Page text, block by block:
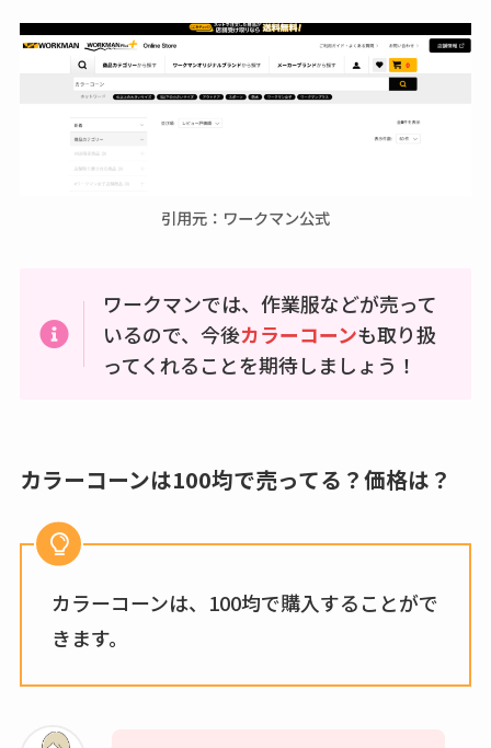
引用元：ワークマン公式
ワークマンでは、作業服などが売って
いるので、今後カラーコーンも取り扱
ってくれることを期待しましょう！
カラーコーンは100均で売ってる？価格は？
カラーコーンは、100均で購入することがで
きます。